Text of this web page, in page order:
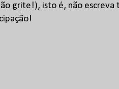
grite!), isto é, não